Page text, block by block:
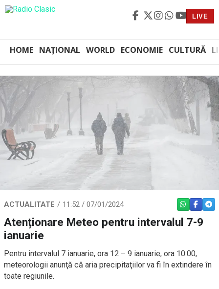
LIVE
HOME NAȚIONAL WORLD ECONOMIE CULTURĂ
ACTUALITATE 11:52 / 07/01/2024 WHATSAPP
Atenționare Meteo pentru intervalul 7-9
ianuarie
Pentru intervalul 7 ianuarie, ora 12 – 9 ianuarie, ora 10:00,
meteorologii anunţă că aria precipitaţiilor va fi în extindere în
toate regiunile.